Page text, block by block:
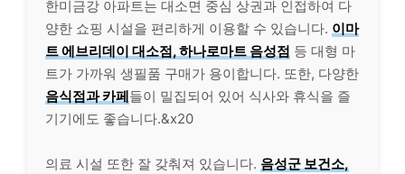
한미금강 아파트는 대소면 중심 상권과 인접하여 다
양한 쇼핑 시설을 편리하게 이용할 수 있습니다. 이마
트 에브리데이 대소점, 하나로마트 음성점 등 대형 마
트가 가까워 생필품 구매가 용이합니다. 또한, 다양한
음식점과 카페들이 밀집되어 있어 식사와 휴식을 즐
기기에도 좋습니다.&x20
의료 시설 또한 잘 갖춰져 있습니다. 음성군 보건소,